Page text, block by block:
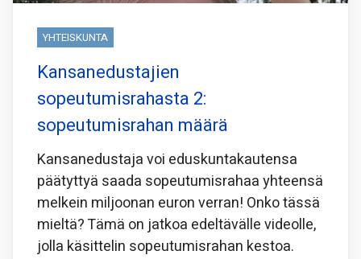
YHTEISKUNTA
Kansanedustajien
sopeutumisrahasta 2:
sopeutumisrahan määrä
Kansanedustaja voi eduskuntakautensa
päätyttyä saada sopeutumisrahaa yhteensä
melkein miljoonan euron verran! Onko tässä
mieltä? Tämä on jatkoa edeltävälle videolle,
jolla käsittelin sopeutumisrahan kestoa.